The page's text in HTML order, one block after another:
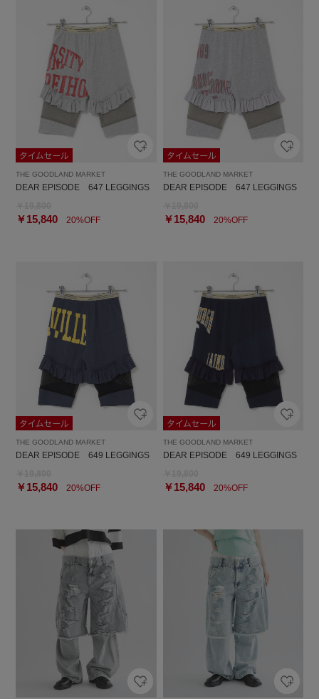
THE GOODLAND MARKET
DEAR EPISODE 647 LEGGINGS
￥15,840 20%OFF
THE GOODLAND MARKET
DEAR EPISODE 647 LEGGINGS
￥15,84020%OFF
THE GOODLAND MARKET
DEAR EPISODE 649 LEGGINGS
￥15,840 20%OFF
THE GOODLAND MARKET
DEAR EPISODE 649 LEGGINGS
￥15,84020%OFF